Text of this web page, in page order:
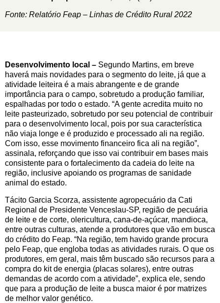
Fonte: Relatório Feap – Linhas de Crédito Rural 2022
Desenvolvimento local – Segundo Martins, em breve
haverá mais novidades para o segmento do leite, já que a
atividade leiteira é a mais abrangente e de grande
importância para o campo, sobretudo a produção familiar,
espalhadas por todo o estado. “A gente acredita muito no
leite pasteurizado, sobretudo por seu potencial de contribuir
para o desenvolvimento local, pois por sua característica
não viaja longe e é produzido e processado ali na região.
Com isso, esse movimento financeiro fica ali na região”,
assinala, reforçando que isso vai contribuir em bases mais
consistente para o fortalecimento da cadeia do leite na
região, inclusive apoiando os programas de sanidade
animal do estado.
Tácito Garcia Scorza, assistente agropecuário da Cati
Regional de Presidente Venceslau-SP, região de pecuária
de leite e de corte, olericultura, cana-de-açúcar, mandioca,
entre outras culturas, atende a produtores que vão em busca
do crédito do Feap. “Na região, tem havido grande procura
pelo Feap, que engloba todas as atividades rurais. O que os
produtores, em geral, mais têm buscado são recursos para a
compra do kit de energia (placas solares), entre outras
demandas de acordo com a atividade”, explica ele, sendo
que para a produção de leite a busca maior é por matrizes
de melhor valor genético.